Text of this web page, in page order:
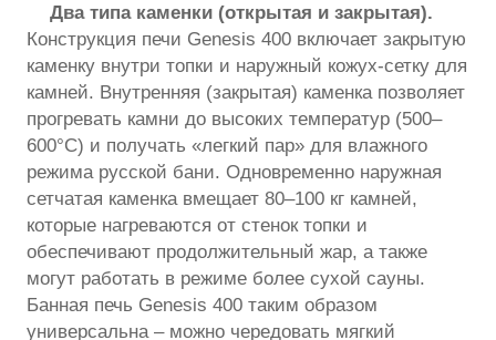
Два типа каменки (открытая и закрытая).
Конструкция печи Genesis 400 включает закрытую
каменку внутри топки и наружный кожух-сетку для
камней. Внутренняя (закрытая) каменка позволяет
прогревать камни до высоких температур (500–
600°C) и получать «легкий пар» для влажного
режима русской бани. Одновременно наружная
сетчатая каменка вмещает 80–100 кг камней,
которые нагреваются от стенок топки и
обеспечивают продолжительный жар, а также
могут работать в режиме более сухой сауны.
Банная печь Genesis 400 таким образом
универсальна – можно чередовать мягкий